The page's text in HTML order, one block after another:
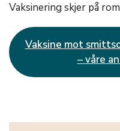
Vaksinering skjer på
Vaksine mot
– våre